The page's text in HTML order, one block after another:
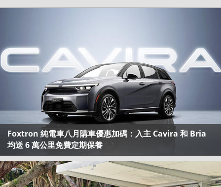
Foxtron 純電車八月購車優惠加碼：入主 Cavira 和 Bria
均送 6 萬公里免費定期保養